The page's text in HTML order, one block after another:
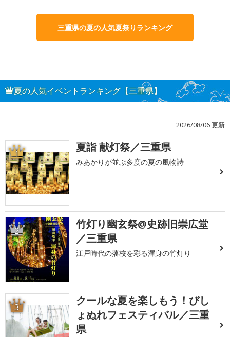
三重県の夏の人気夏祭りランキング
夏の人気イベントランキング【三重県】
2026/08/06 更新
1 夏詣 献灯祭／三重県
みあかりが並ぶ多度の夏の風物詩
2
竹灯り幽玄祭@史跡旧崇広堂
／三重県
江戸時代の藩校を彩る渾身の竹灯り
3
クールな夏を楽しもう！びし
ょぬれフェスティバル／三重
県